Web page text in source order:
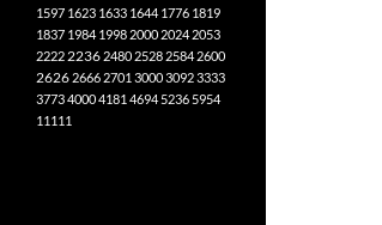
1597 1623 1633 1644 1776 1819
1837 1984 1998 2000 2024 2053
2222 2236 2480 2528 2584 2600
2626 2666 2701 300030923333
377340004181 4694 5236 5954
11111